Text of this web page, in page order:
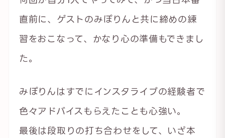
直前に、ゲストのみぽりんと共に締めの練
習をおこなって、かなり心の準備もできまし
た。
みぽりんはすでにインスタライブの経験者で
色々アドバイスもらえたことも心強い。
最後は段取りの打ち合わせをして、いざ本